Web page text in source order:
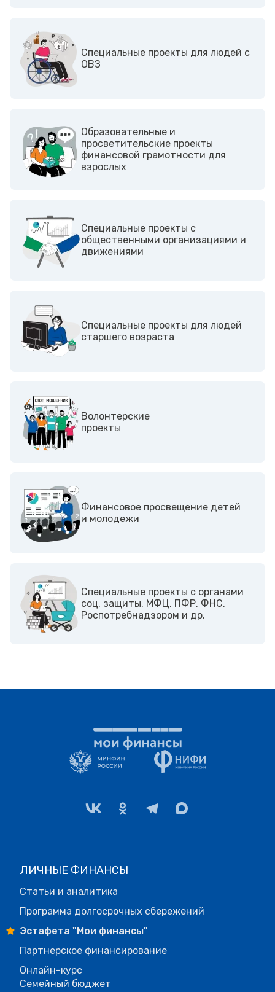
Cпециальные проекты для людей с
ОВЗ
Образовательные и
просветительские проекты
финансовой грамотности для
взрослых
Cпециальные проекты с
общественными организациями и
движениями
Специальные проекты для людей
старшего возраста
Волонтерские
проекты
Финансовое просвещение детей
и молодежи
Cпециальные проекты с органами
соц. защиты, МФЦ, ПФР, ФНС,
Роспотребнадзором и др.
ЛИЧНЫЕ ФИНАНСЫ
Статьи и аналитика
Программа долгосрочных сбережений
Эстафета "Мои финансы"
Партнерское финансирование
Онлайн-курс
Семейный бюджет